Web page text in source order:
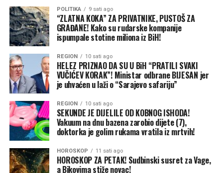
Ovo nije prvi put da je pomorski saobraćaj na Crnom
moru prekinut od početka ruske invazije. Talasi ruskih
napada na luke krajem 2025. i početkom 2026. godine
nisu zadugo usporili rad. Ali ovi posljednji udari su i širi i
žešći, u velikoj mjeri zato što su nedavni uspjesi Ukrajine,
naročito unutar same Rusije, isprovocirali Putina da
pokuša da povrati inicijativu na frontu. Za sada, i
Ukrajina i Rusija ostaju posvećene agresivnim vojnim
strategijama.
Putinova taktika i glavni cilj
Neposredni problem Ukrajine jeste to što se oslanja na
ograničene zalihe američkih PVO sistema „patriot” –
jedinu pouzdanu odbranu od ruskih raketa – kako bi
POLITIKA 9 sati ago
“ZLATNA KOKA” ZA PRIVATNIKE, PUSTOŠ ZA
GRAĐANE! Kako su rudarske kompanije
ispumpale stotine miliona iz BiH!
REGION 10 sati ago
HELEZ PRIZNAO DA SU U BiH “PRATILI SVAKI
VUČIĆEV KORAK”! Ministar odbrane BIJESAN jer
je uhvaćen u laži o “Sarajevo safariju”
REGION 10 sati ago
SEKUNDE JE DIJELILE OD KOBNOG ISHODA!
Vakuum na dnu bazena zarobio dijete (7),
doktorka je golim rukama vratila iz mrtvih!
HOROSKOP 11 sati ago
HOROSKOP ZA PETAK! Sudbinski susret za Vage,
a Bikovima stiže novac!